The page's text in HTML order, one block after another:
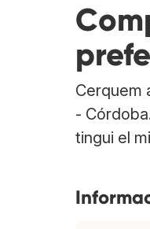
Cerquem
-
tingui el